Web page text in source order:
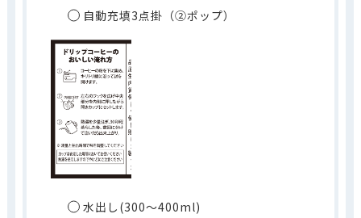
自動充填3点掛（②ポップ）
水出し(300～400ml)